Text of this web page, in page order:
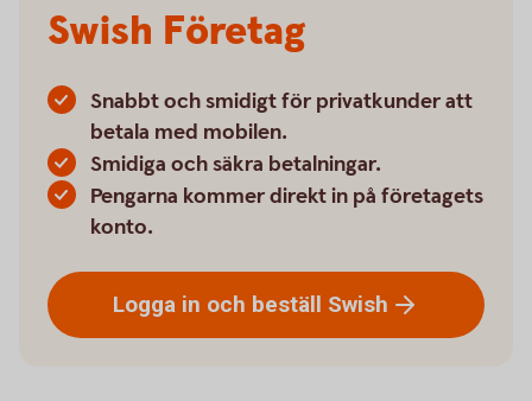
Swish Företag
Snabbt och smidigt för privatkunder att
betala med mobilen.
Smidiga och säkra betalningar.
Pengarna kommer direkt in på företagets
konto.
Logga in och beställ Swish